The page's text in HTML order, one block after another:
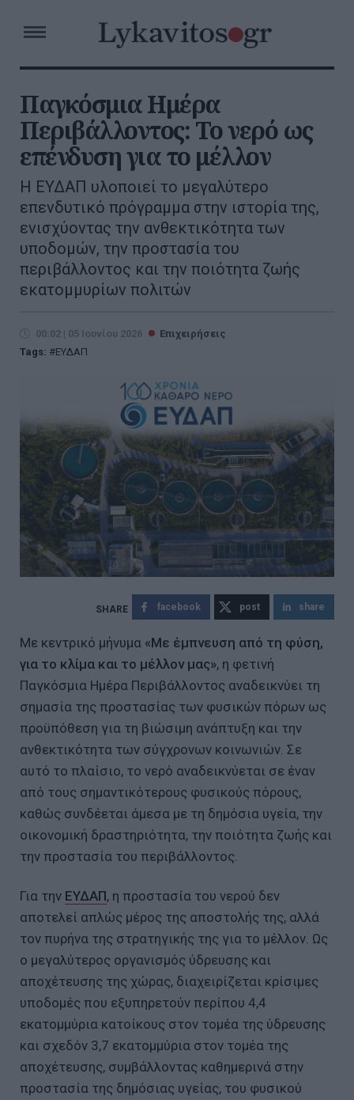
Παγκόσμια Ημέρα
Περιβάλλοντος: Το νερό ως
επένδυση για το μέλλον
Η ΕΥΔΑΠ υλοποιεί το μεγαλύτερο
επενδυτικό πρόγραμμα στην ιστορία της,
ενισχύοντας την ανθεκτικότητα των
υποδομών, την προστασία του
περιβάλλοντος και την ποιότητα ζωής
εκατομμυρίων πολιτών
00:02 | 05 Ιουνίου 2026
Επιχειρήσεις
Tags:
ΕΥΔΑΠ
facebook post share
Με κεντρικό μήνυμα «Με έμπνευση από τη φύση,
για το κλίμα και το μέλλον μας», η φετινή
Παγκόσμια Ημέρα Περιβάλλοντος αναδεικνύει τη
σημασία της προστασίας των φυσικών πόρων ως
προϋπόθεση για τη βιώσιμη ανάπτυξη και την
ανθεκτικότητα των σύγχρονων κοινωνιών. Σε
αυτό το πλαίσιο, το νερό αναδεικνύεται σε έναν
από τους σημαντικότερους φυσικούς πόρους,
καθώς συνδέεται άμεσα με τη δημόσια υγεία, την
οικονομική δραστηριότητα, την ποιότητα ζωής και
την προστασία του περιβάλλοντος.
Για την ΕΥΔΑΠ, η προστασία του νερού δεν
αποτελεί απλώς μέρος της αποστολής της, αλλά
τον πυρήνα της στρατηγικής της για το μέλλον. Ως
ο μεγαλύτερος οργανισμός ύδρευσης και
αποχέτευσης της χώρας, διαχειρίζεται κρίσιμες
υποδομές που εξυπηρετούν περίπου 4,4
εκατομμύρια κατοίκους στον τομέα της ύδρευσης
και σχεδόν 3,7 εκατομμύρια στον τομέα της
αποχέτευσης, συμβάλλοντας καθημερινά στην
προστασία της δημόσιας υγείας, του φυσικού